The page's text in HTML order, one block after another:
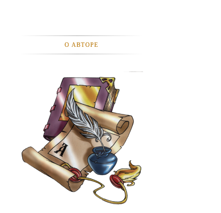
ЛЮДИ
ПОДРОСТКИ
ГОРОДА
ЭКСПЕРЕМЕНТЫ
ЖИЛЬЕ
ЗВЕЗДЫ
О АВТОРЕ